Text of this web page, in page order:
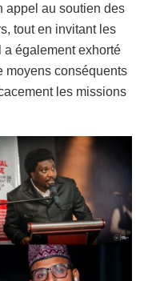
appel au soutien des
tout en invitant les
a également exhorté
moyens conséquents
les missions